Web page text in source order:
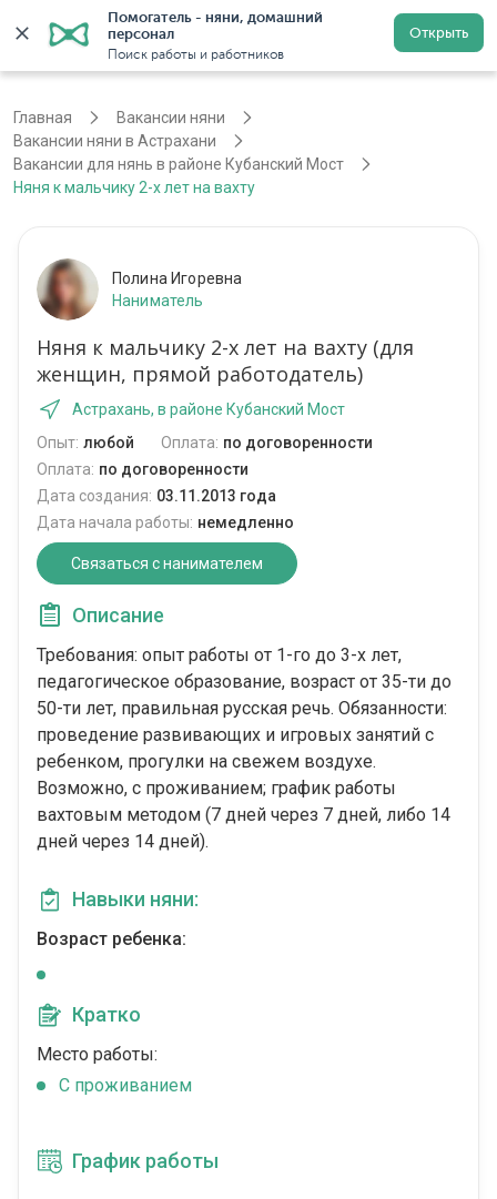
Помогатель - няни, домашний
персонал
Поиск работы и работников
Открыть
Астрахань Регистрация
Главная
Вакансии няни
Вакансии няни в Астрахани
Вакансии для нянь в районе Кубанский Мост
Няня к мальчику 2-х лет на вахту
Полина Игоревна
Наниматель
Няня к мальчику 2-х лет на вахту (для
женщин, прямой работодатель)
Астрахань, в районе Кубанский Мост
Опыт: любой Оплата: по договоренности
Оплата: по договоренности
Дата создания: 03.11.2013 года
Дата начала работы: немедленно
Связаться с нанимателем
Описание
Требования: опыт работы от 1-го до 3-х лет,
педагогическое образование, возраст от 35-ти до
50-ти лет, правильная русская речь. Обязанности:
проведение развивающих и игровых занятий с
ребенком, прогулки на свежем воздухе.
Возможно, с проживанием; график работы
вахтовым методом (7 дней через 7 дней, либо 14
дней через 14 дней).
Навыки няни:
Возраст ребенка:
Кратко
Место работы:
C проживанием
График работы